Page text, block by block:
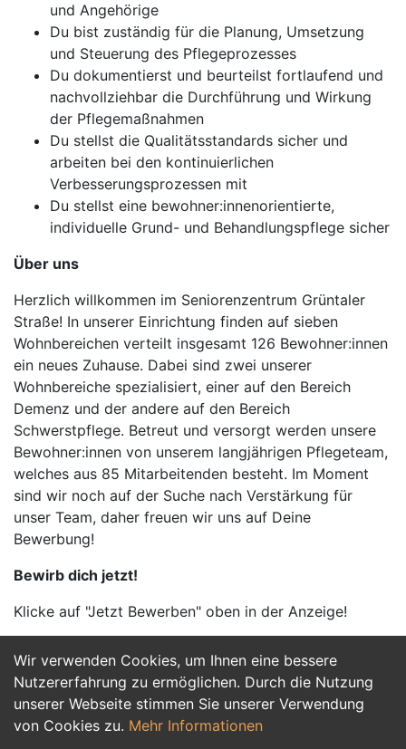
Wir verwenden Cookies, um Ihnen eine bessere
Nutzererfahrung zu ermöglichen. Durch die Nutzung
unserer Webseite stimmen Sie unserer Verwendung
von Cookies zu. Mehr Informationen
und Angehörige
Du bist zuständig für die Planung, Umsetzung
und Steuerung des Pflegeprozesses
Du dokumentierst und beurteilst fortlaufend und
nachvollziehbar die Durchführung und Wirkung
der Pflegemaßnahmen
Du stellst die Qualitätsstandards sicher und
arbeiten bei den kontinuierlichen
Verbesserungsprozessen mit
Du stellst eine bewohner:innenorientierte,
individuelle Grund- und Behandlungspflege sicher
Über uns
Herzlich willkommen im Seniorenzentrum Grüntaler
Straße! In unserer Einrichtung finden auf sieben
Wohnbereichen verteilt insgesamt 126 Bewohner:innen
ein neues Zuhause. Dabei sind zwei unserer
Wohnbereiche spezialisiert, einer auf den Bereich
Demenz und der andere auf den Bereich
Schwerstpflege. Betreut und versorgt werden unsere
Bewohner:innen von unserem langjährigen Pflegeteam,
welches aus 85 Mitarbeitenden besteht. Im Moment
sind wir noch auf der Suche nach Verstärkung für
unser Team, daher freuen wir uns auf Deine
Bewerbung!
Bewirb dich jetzt!
Klicke auf "Jetzt Bewerben" oben in der Anzeige!
Jetzt Bewerben